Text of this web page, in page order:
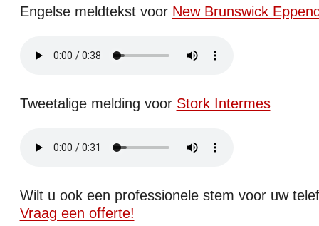
Engelse meldtekst voor New Brunswick
Tweetalige melding voor Stork Intermes
Wilt u ook een professionele stem voor uw
Vraag een offerte!